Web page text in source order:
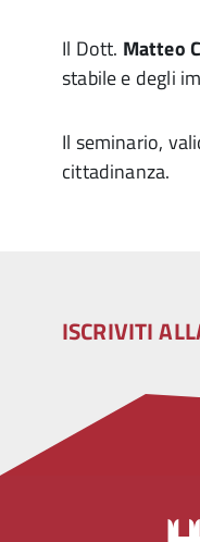
Il Dott. Matteo
stabile e degli
Il seminario,
cittadinanza.
ISCRIVITI